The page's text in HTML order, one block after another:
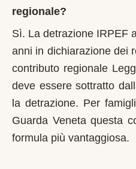
regionale?
Sì. La detrazione IRPEF
anni in dichiarazione dei
contributo regionale
deve essere sottratto
la detrazione. Per
Guarda Veneta questa
formula più vantaggiosa.